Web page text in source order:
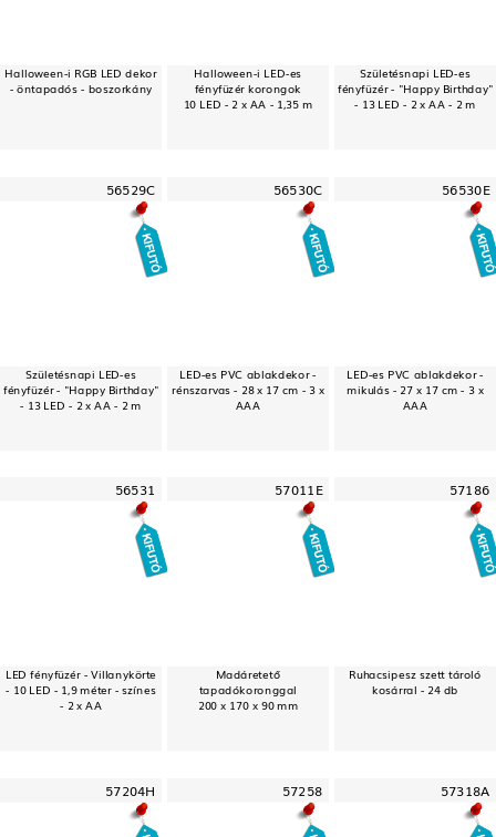
Halloween-i RGB LED dekor
- öntapadós - boszorkány
Halloween-i LED-es
fényfüzér korongok
10 LED - 2 x AA - 1,35 m
Születésnapi LED-es
fényfüzér - "Happy Birthday"
- 13 LED - 2 x AA - 2 m
56529C
Születésnapi LED-es
fényfüzér - "Happy Birthday"
- 13 LED - 2 x AA - 2 m
56530C
LED-es PVC ablakdekor -
rénszarvas - 28 x 17 cm - 3 x
AAA
56530E
LED-es PVC ablakdekor -
mikulás - 27 x 17 cm - 3 x
AAA
56531
LED fényfüzér - Villanykörte
- 10 LED - 1,9 méter - színes
- 2 x AA
57011E
Madáretető
tapadókoronggal
200 x 170 x 90 mm
57186
Ruhacsipesz szett tároló
kosárral - 24 db
57204H 57258 57318A